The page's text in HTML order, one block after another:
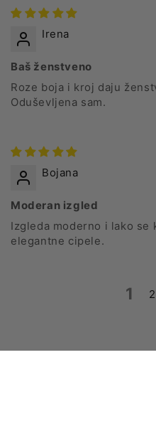
Irena
Baš ženstveno
Roze boja i kroj daju
Oduševljena sam.
Bojana
Moderan izgled
Izgleda moderno i lako se
elegantne cipele.
1 2